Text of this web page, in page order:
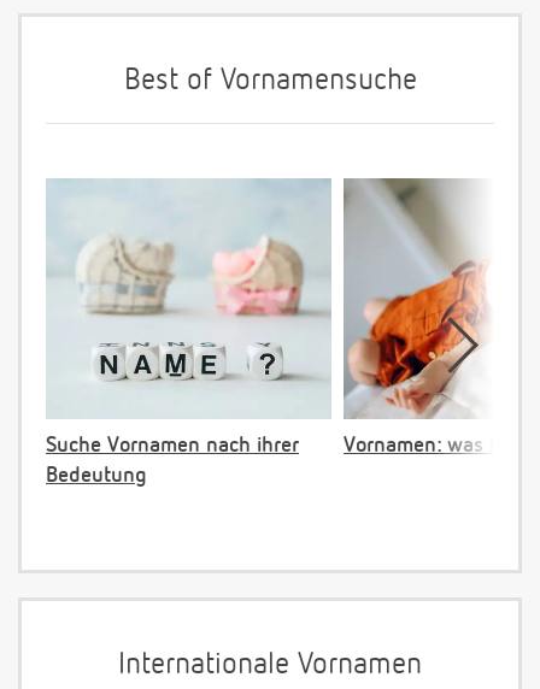
Best of Vornamensuche
Suche Vornamen nach ihrer
Bedeutung
Vornamen: was ist
Internationale Vornamen